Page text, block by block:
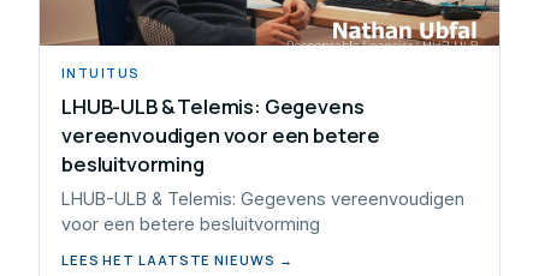
INTUITUS
LHUB-ULB & Telemis: Gegevens
vereenvoudigen voor een betere
besluitvorming
LHUB-ULB & Telemis: Gegevens vereenvoudigen
voor een betere besluitvorming
LEES HET LAATSTE NIEUWS →